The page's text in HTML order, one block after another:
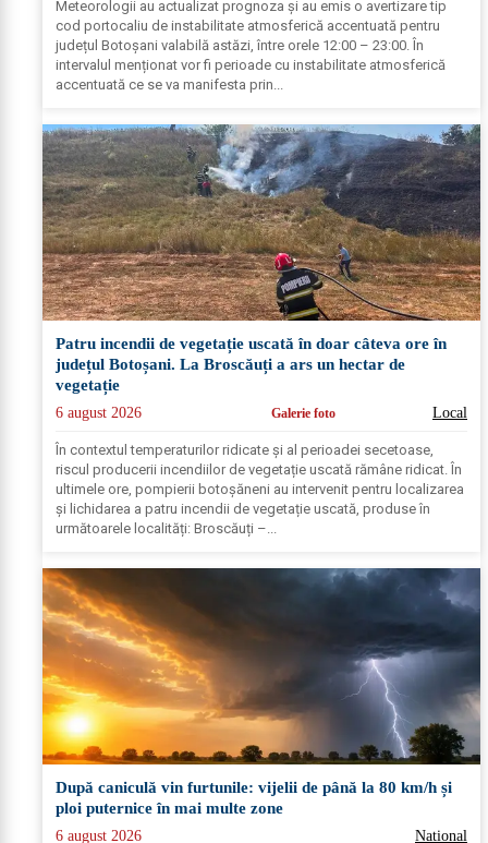
Meteorologii au actualizat prognoza și au emis o avertizare tip
cod portocaliu de instabilitate atmosferică accentuată pentru
județul Botoșani valabilă astăzi, între orele 12:00 – 23:00. În
intervalul menționat vor fi perioade cu instabilitate atmosferică
accentuată ce se va manifesta prin...
Patru incendii de vegetație uscată în doar câteva ore în
județul Botoșani. La Broscăuți a ars un hectar de
vegetație
6 august 2026 Galerie foto Local
În contextul temperaturilor ridicate și al perioadei secetoase,
riscul producerii incendiilor de vegetație uscată rămâne ridicat. În
ultimele ore, pompierii botoșăneni au intervenit pentru localizarea
și lichidarea a patru incendii de vegetație uscată, produse în
următoarele localități: Broscăuți –...
După caniculă vin furtunile: vijelii de până la 80 km/h și
ploi puternice în mai multe zone
6 august 2026 National